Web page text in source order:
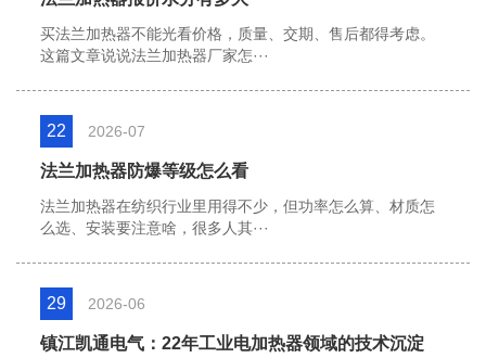
买法兰加热器不能光看价格，质量、交期、售后都得考虑。
这篇文章说说法兰加热器厂家怎···
22 2026-07
法兰加热器防爆等级怎么看
法兰加热器在纺织行业里用得不少，但功率怎么算、材质怎
么选、安装要注意啥，很多人其···
29 2026-06
镇江凯通电气：22年工业电加热器领域的技术沉淀